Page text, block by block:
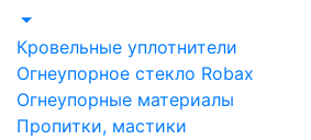
Кровельные уплотнители
Огнеупорное стекло Robax
Огнеупорные материалы
Пропитки, мастики